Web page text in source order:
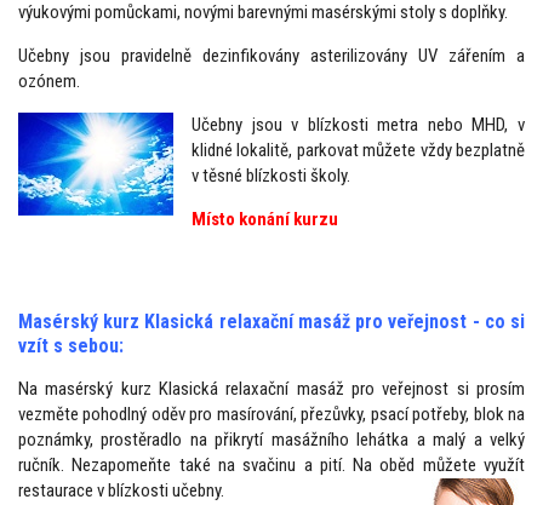
výukovými pomůckami, novými barevnými masérskými stoly s doplňky.
Učebny jsou pravidelně dezinfikovány asterilizovány UV zářením a
ozónem.
Učebny jsou v blízkosti metra nebo MHD, v
klidné lokalitě, parkovat můžete vždy bezplatně
v těsné blízkosti školy.
Místo konání kurzu
Masérský kurz Klasická relaxační masáž pro veřejnost - co si
vzít s sebou:
Na masérský kurz Klasická relaxační masáž pro veřejnost si prosím
vezměte pohodlný oděv pro masírování, přezůvky, psací potřeby, blok na
poznámky, prostěradlo na přikrytí masážního lehátka a malý a velký
ručník. Nezapomeňte také na svačinu a pití. Na oběd můžete využít
restaurace v blízkosti učebny.